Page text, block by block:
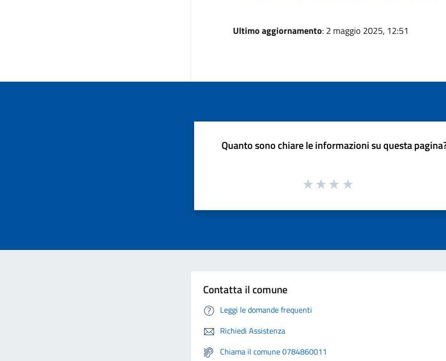
Ultimo aggiornamento: 2 maggio 2025, 12:51
Quanto sono chiare le informazioni su questa
Contatta il comune
Leggi le domande frequenti
Richiedi Assistenza
Chiama il comune 0784860011